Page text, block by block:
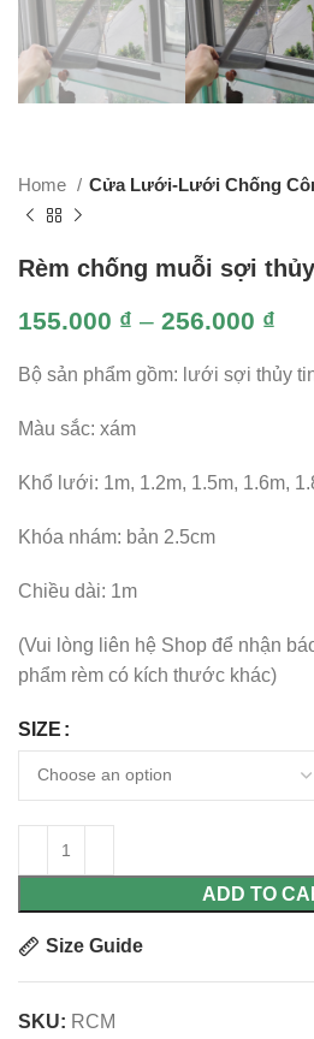
Home Cửa Lưới-Lưới Chống
Rèm chống muỗi sợi
155.000 ₫ – 256.000 ₫
Bộ sản phẩm gồm: lưới sợi thủy
Màu sắc: xám
Khổ lưới: 1m, 1.2m, 1.5m, 1.6m,
Khóa nhám: bản 2.5cm
Chiều dài: 1m
(Vui lòng liên hệ Shop để nhận
phẩm rèm có kích thước khác)
SIZE
ADD TO
Size Guide
SKU: RCM